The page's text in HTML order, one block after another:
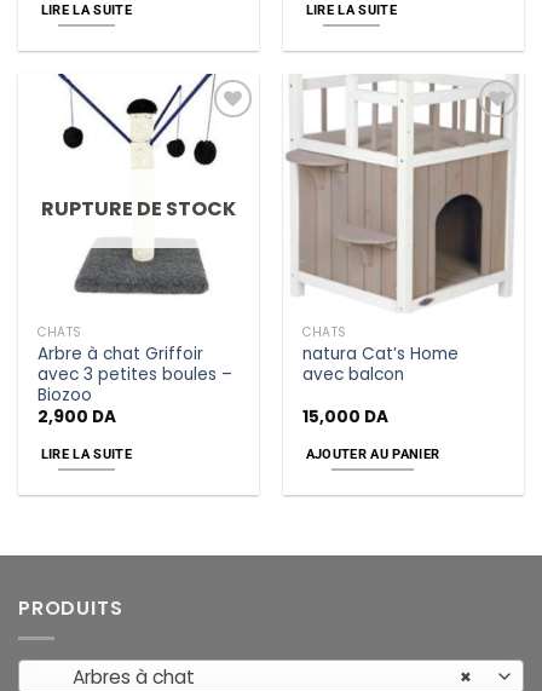
LIRE LA SUITE LIRE LA SUITE
to
wishlist
RUPTURE DE STOCK
CHATS
Arbre à chat Griffoir
avec 3 petites boules –
Biozoo
2,900 DA
LIRE LA SUITE
Add
to
CHATS
natura Cat’s Home
avec balcon
15,000 DA
AJOUTER AU PANIER
PRODUITS
×
Arbres à chat